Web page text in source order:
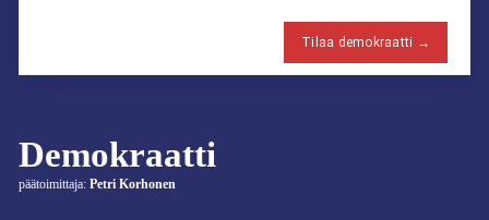
Demokraatti
päätoimittaja: Petri Korhonen
Tilaa demokraatti →